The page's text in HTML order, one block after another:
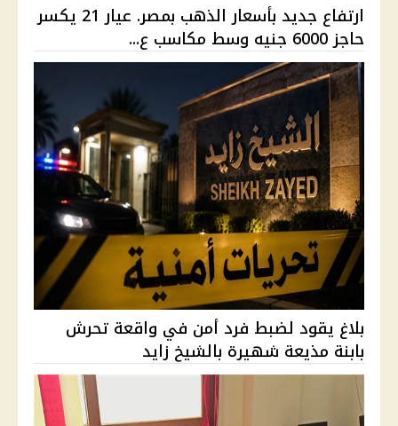
ارتفاع جديد بأسعار الذهب بمصر. عيار 21 يكسر
حاجز 6000 جنيه وسط مكاسب ع...
بلاغ يقود لضبط فرد أمن في واقعة تحرش
بابنة مذيعة شهيرة بالشيخ زايد